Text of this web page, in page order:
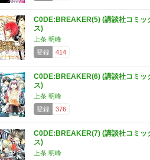
C0DE:BREAKER(5) (講談社コミッ
ス)
上条 明峰
登録
414
C0DE:BREAKER(6) (講談社コミッ
ス)
上条 明峰
登録
376
C0DE:BREAKER(7) (講談社コミッ
ス)
上条 明峰